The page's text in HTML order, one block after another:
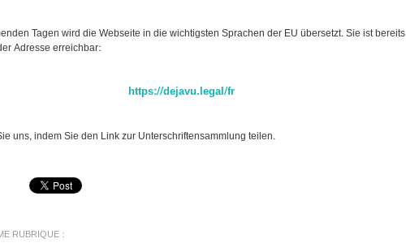
Tagen wird die Webseite in die wichtigsten Sprachen der EU übersetzt. Sie ist bereits
Adresse erreichbar:
https://dejavu.legal/fr
uns, indem Sie den Link zur Unterschriftensammlung teilen.
RUBRIQUE :